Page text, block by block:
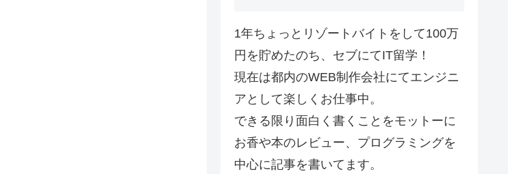
1年ちょっとリゾートバイトをして100万
円を貯めたのち、セブにてIT留学！
現在は都内のWEB制作会社にてエンジニ
アとして楽しくお仕事中。
できる限り面白く書くことをモットーに
お香や本のレビュー、プログラミングを
中心に記事を書いてます。